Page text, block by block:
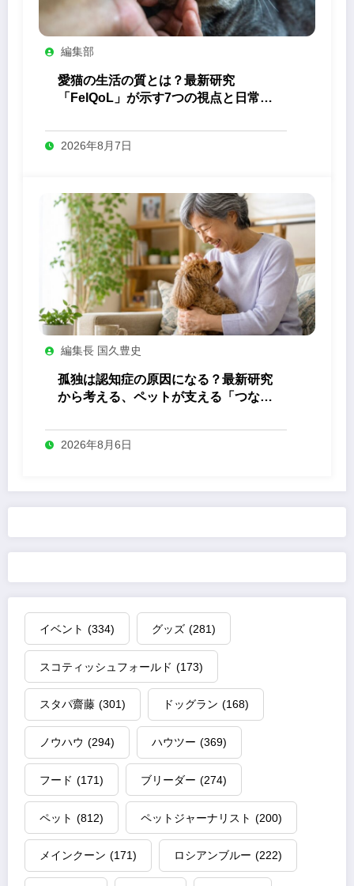
編集部
愛猫の生活の質とは？最新研究
「FelQoL」が示す7つの視点と日常の
2026年8月7日
編集長 国久豊史
孤独は認知症の原因になる？最新研究
から考える、ペットが支える「つなが
2026年8月6日
イベント (334) グッズ (281)
スコティッシュフォールド (173)
スタパ齋藤 (301) ドッグラン (168)
ノウハウ (294) ハウツー (369)
フード (171) ブリーダー (274)
ペット (812) ペットジャーナリスト (200)
メインクーン (171) ロシアンブルー (222)